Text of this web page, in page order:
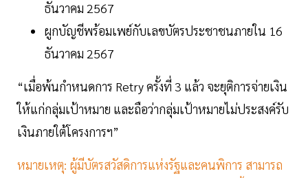
ธันวาคม 2567
ผูกบัญชีพร้อมเพย์กับเลขบัตรประชาชนภายใน 16
ธันวาคม 2567
“เมื่อพ้นกำหนดการ Retry ครั้งที่ 3 แล้ว จะยุติการจ่ายเงิน
ให้แก่กลุ่มเป้าหมาย และถือว่ากลุ่มเป้าหมายไม่ประสงค์รับ
เงินภายใต้โครงการฯ”
หมายเหตุ: ผู้มีบัตรสวัสดิการแห่งรัฐและคนพิการ สามารถ